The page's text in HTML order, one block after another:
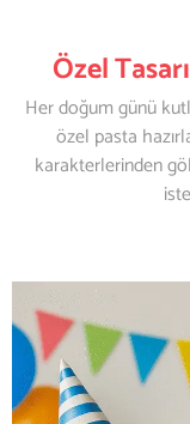
Özel
Her doğum günü
özel pasta
karakterlerinden